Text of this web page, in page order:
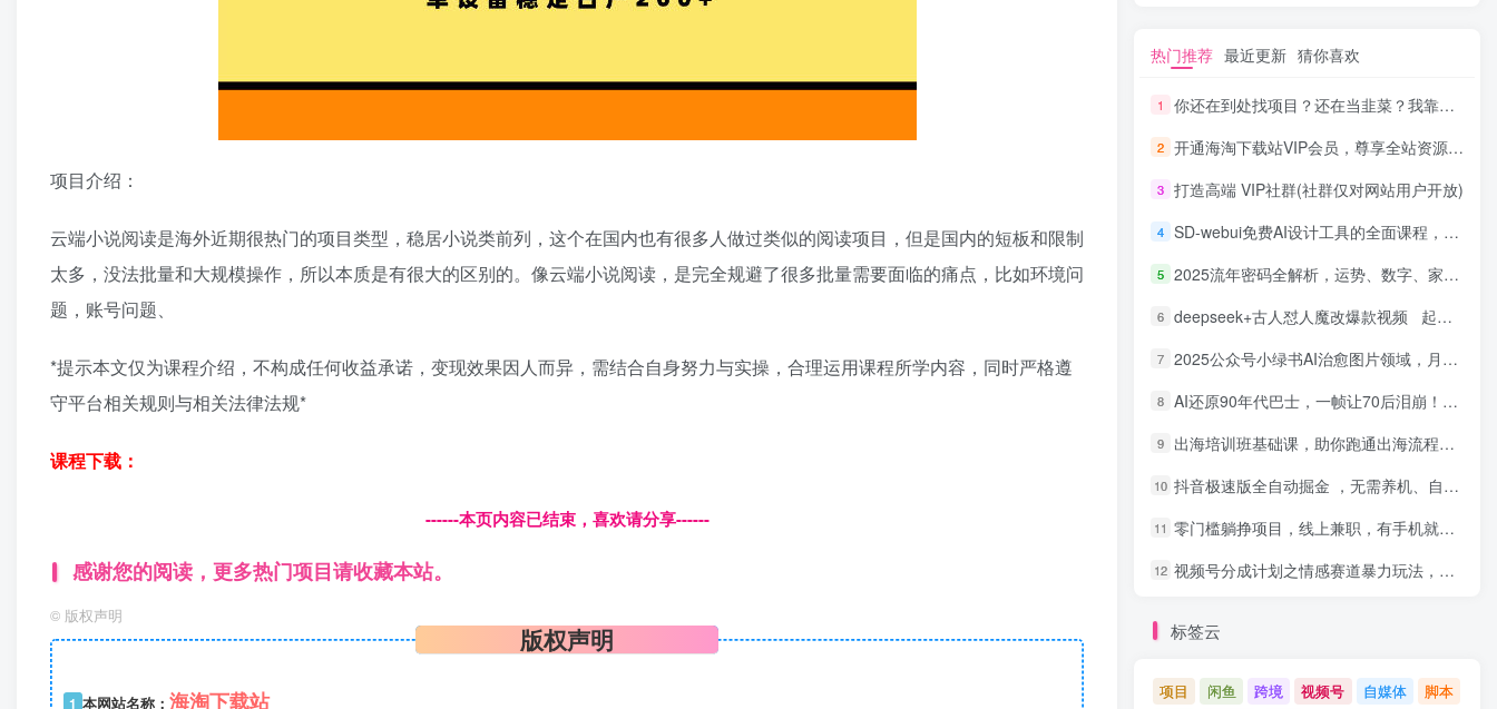
项目介绍：
云端小说阅读是海外近期很热门的项目类型，稳居小说类前列，这个在国内也有很多人做过类似的阅读项目，但是国内的短板和限制
太多，没法批量和大规模操作，所以本质是有很大的区别的。像云端小说阅读，是完全规避了很多批量需要面临的痛点，比如环境问
题，账号问题、
*提示本文仅为课程介绍，不构成任何收益承诺，变现效果因人而异，需结合自身努力与实操，合理运用课程所学内容，同时严格遵
守平台相关规则与相关法律法规*
课程下载：
------本页内容已结束，喜欢请分享------
感谢您的阅读，更多热门项目请收藏本站。
© 版权声明
版权声明
1 本网站名称： 海淘下载站
热门推荐 最近更新 猜你喜欢
1 你还在到处找项目？还在当韭菜？我靠网创资源站一个月收入5万+，曾经我也是个失败者。
2 开通海淘下载站VIP会员，尊享全站资源免费下载，享80%的推广提成！！【限时五折优惠】
3 打造高端 VIP社群(社群仅对网站用户开放)
4 SD-webui免费AI设计工具的全面课程，涵盖从软件安装到高级应用的全流程
5 2025流年密码全解析，运势、数字、家庭三位一体
6 deepseek+古人怼人魔改爆款视频 起号快 爆款多 每天五分钟 变现路子非常广 日入四位数 小白 宝妈 上班族副业 都可以轻松闭眼搞钱
7 2025公众号小绿书AI治愈图片领域，月入过W，蓝海赛道【附工具+指令】
8 AI还原90年代巴士，一帧让70后泪崩！播放量碾压90%怀旧号，每天10分钟，日入4位数
9 出海培训班基础课，助你跑通出海流程，实战案例拆解，含 TikTok 榜单资源
10 抖音极速版全自动掘金 ，无需养机、自动化不封号，全程脱离人工，全自动运行【揭秘】
11 零门槛躺挣项目，线上兼职，有手机就能做 一小时稳挣50+，识字就能玩【揭秘】
12 视频号分成计划之情感赛道暴力玩法，可批量操作，保姆级教学
标签云
项目 闲鱼 跨境 视频号 自媒体
脚本